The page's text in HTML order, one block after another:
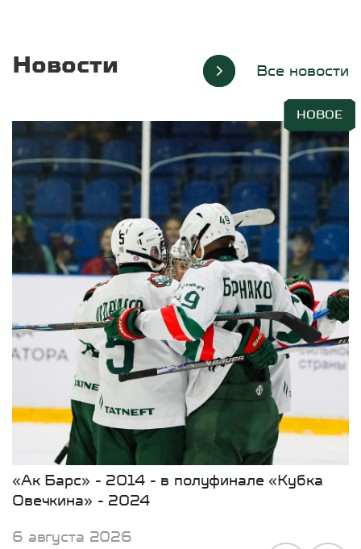
Новости Все новости
«Ак Барс» - 2014 - в полуфинале «Кубка
Овечкина» - 2024
6 августа 2026
НОВОЕ